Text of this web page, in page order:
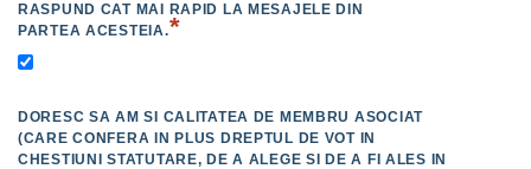
RASPUND CAT MAI RAPID LA MESAJELE DIN
PARTEA ACESTEIA.*
DORESC SA AM SI CALITATEA DE MEMBRU ASOCIAT
(CARE CONFERA IN PLUS DREPTUL DE VOT IN
CHESTIUNI STATUTARE, DE A ALEGE SI DE A FI ALES IN